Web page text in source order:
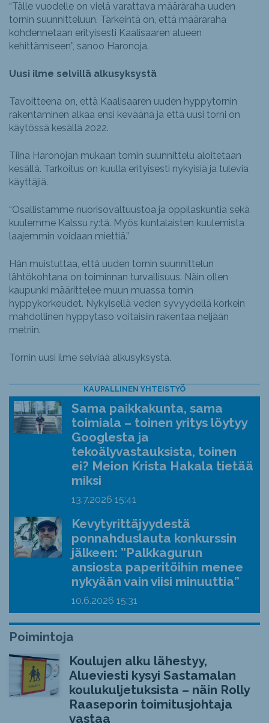
“Tälle vuodelle on vielä varattava määräraha uuden
tornin suunnitteluun. Tärkeintä on, että määräraha
kohdennetaan erityisesti Kaalisaaren alueen
kehittämiseen”, sanoo Haronoja.
Uusi ilme selvillä alkusyksystä
Tavoitteena on, että Kaalisaaren uuden hyppytornin
rakentaminen alkaa ensi keväänä ja että uusi torni on
käytössä kesällä 2022.
Tiina Haronojan mukaan tornin suunnittelu aloitetaan
kesällä. Tarkoitus on kuulla erityisesti nykyisiä ja tulevia
käyttäjiä.
“Osallistamme nuorisovaltuustoa ja oppilaskuntia sekä
kuulemme Kalssu ry:tä. Myös kuntalaisten kuulemista
laajemmin voidaan miettiä.”
Hän muistuttaa, että uuden tornin suunnittelun
lähtökohtana on toiminnan turvallisuus. Näin ollen
kaupunki määrittelee muun muassa tornin
hyppykorkeudet. Nykyisellä veden syvyydellä korkein
mahdollinen hyppytaso voitaisiin rakentaa neljään
metriin.
Tornin uusi ilme selviää alkusyksystä.
KAUPALLINEN YHTEISTYÖ
Sama paikkakunta, sama
toimiala – toinen yritys löytyy
Googlesta ja
tekoälyvastauksista, toinen
ei? Meion Krista Hakala tietää
miksi
13.7.2026 15:41
Kevytyrittäjyydestä
ponnahduslauta konkurssin
jälkeen: ”Palkkagurun
ansiosta paperitöihin menee
nykyään vain viisi minuuttia”
10.6.2026 15:31
Poimintoja
Koulujen alku lähestyy,
Alueviesti kysyi Sastamalan
koulukuljetuksista – näin Rolly
Raaseporin toimitusjohtaja
vastaa